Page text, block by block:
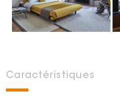
Caractéristiques